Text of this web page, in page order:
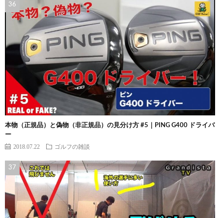
本物（正規品）と偽物（非正規品）の見分け方 #5｜PING G400 ドライバ
ー
2018.07.22 ゴルフの雑談